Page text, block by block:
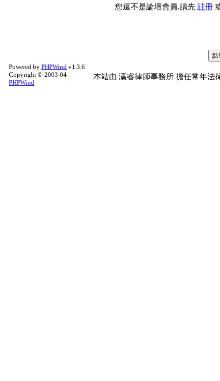
您還不是論壇會員,請先 註冊
Powered by PHPWind v1.3.6
Copyright © 2003-04
PHPWind
本站由 瀛睿律師事務所 擔任常年法